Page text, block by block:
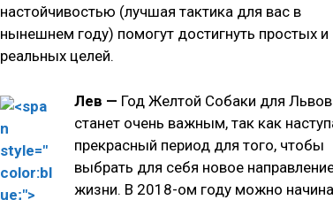
настойчивостью (лучшая тактика для вас в
нынешнем году) помогут достигнуть простых и
реальных целей.
Лев — Год Желтой Собаки для Львов
станет очень важным, так как
прекрасный период для того, чтобы
выбрать для себя новое
жизни. В 2018-ом году можно